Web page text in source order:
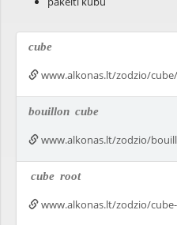
cube
www.alkonas.lt/zodzio/
bouillon cube
www.alkonas.lt/zodzio/
cube root
www.alkonas.lt/zodzio/